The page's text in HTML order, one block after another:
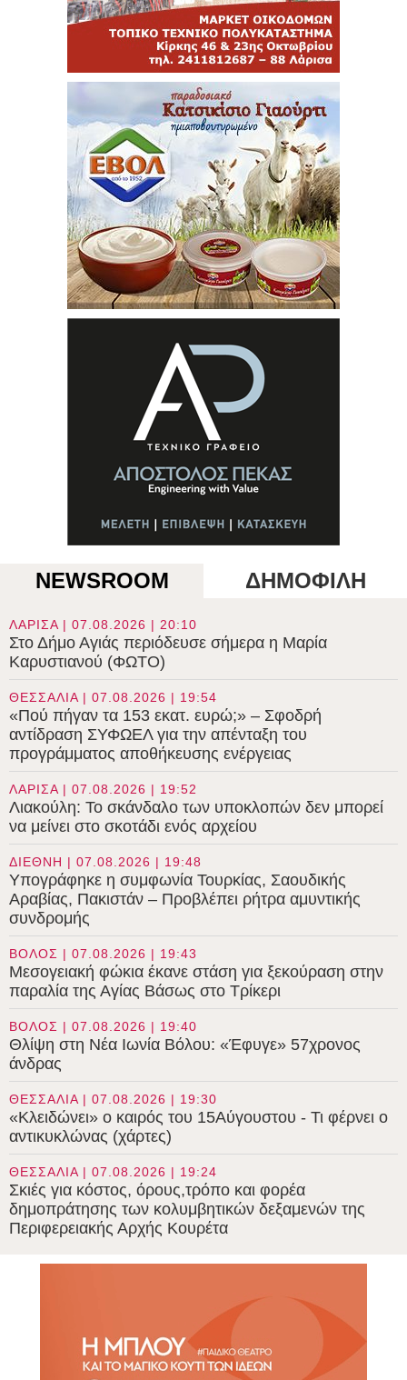
NEWSROOM ΔΗΜΟΦΙΛΗ
ΛΑΡΙΣΑ | 07.08.2026 | 20:10
Στο Δήμο Αγιάς περιόδευσε σήμερα η Μαρία
Καρυστιανού (ΦΩΤΟ)
ΘΕΣΣΑΛΙΑ | 07.08.2026 | 19:54
«Πού πήγαν τα 153 εκατ. ευρώ;» – Σφοδρή
αντίδραση ΣΥΦΩΕΛ για την απένταξη του
προγράμματος αποθήκευσης ενέργειας
ΛΑΡΙΣΑ | 07.08.2026 | 19:52
Λιακούλη: Το σκάνδαλο των υποκλοπών δεν μπορεί
να μείνει στο σκοτάδι ενός αρχείου
ΔΙΕΘΝΗ | 07.08.2026 | 19:48
Υπογράφηκε η συμφωνία Τουρκίας, Σαουδικής
Αραβίας, Πακιστάν – Προβλέπει ρήτρα αμυντικής
συνδρομής
ΒΟΛΟΣ | 07.08.2026 | 19:43
Μεσογειακή φώκια έκανε στάση για ξεκούραση στην
παραλία της Αγίας Βάσως στο Τρίκερι
ΒΟΛΟΣ | 07.08.2026 | 19:40
Θλίψη στη Νέα Ιωνία Βόλου: «Έφυγε» 57χρονος
άνδρας
ΘΕΣΣΑΛΙΑ | 07.08.2026 | 19:30
«Κλειδώνει» ο καιρός του 15Αύγουστου - Τι φέρνει ο
αντικυκλώνας (χάρτες)
ΘΕΣΣΑΛΙΑ | 07.08.2026 | 19:24
Σκιές για κόστος, όρους,τρόπο και φορέα
δημοπράτησης των κολυμβητικών δεξαμενών της
Περιφερειακής Αρχής Κουρέτα